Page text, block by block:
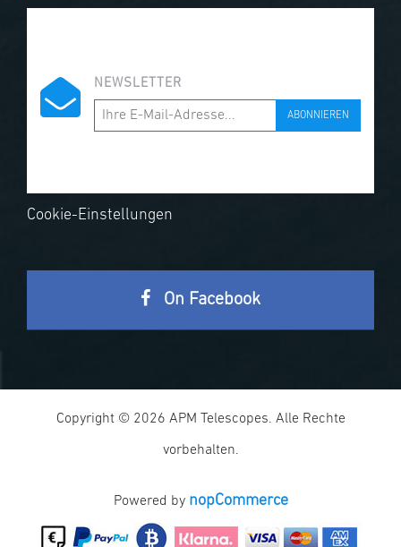
NEWSLETTER
ABONNIEREN
Cookie-Einstellungen
On Facebook
Copyright © 2026 APM Telescopes. Alle Rechte
vorbehalten.
Powered by nopCommerce